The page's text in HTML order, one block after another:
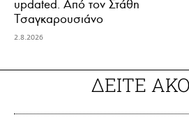
updated. Aπό τον Στάθη
Τσαγκαρουσιάνο
2.8.2026
ΔΕΙΤΕ